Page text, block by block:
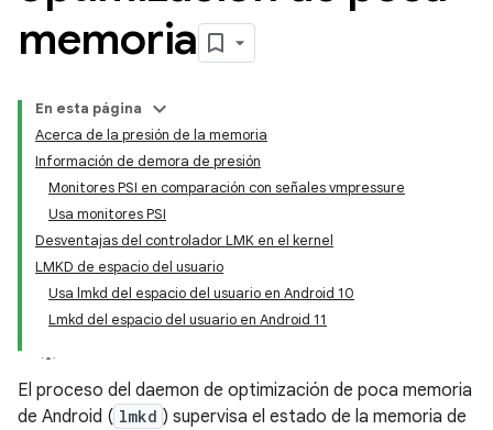
memoria
En esta página
Acerca de la presión de la memoria
Información de demora de presión
Monitores PSI en comparación con señales vmpressure
Usa monitores PSI
Desventajas del controlador LMK en el kernel
LMKD de espacio del usuario
Usa lmkd del espacio del usuario en Android 10
Lmkd del espacio del usuario en Android 11
El proceso del daemon de optimización de poca memoria
de Android ( lmkd ) supervisa el estado de la memoria de